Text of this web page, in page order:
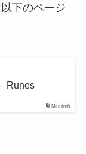
下のページ
Modrinth
Runes